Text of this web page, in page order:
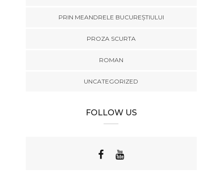
PRIN MEANDRELE BUCUREȘTIULUI
PROZA SCURTA
ROMAN
UNCATEGORIZED
FOLLOW US